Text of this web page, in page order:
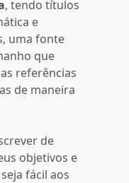
, tendo títulos
e
uma fonte
que
referências
de maneira
de
objetivos e
fácil aos